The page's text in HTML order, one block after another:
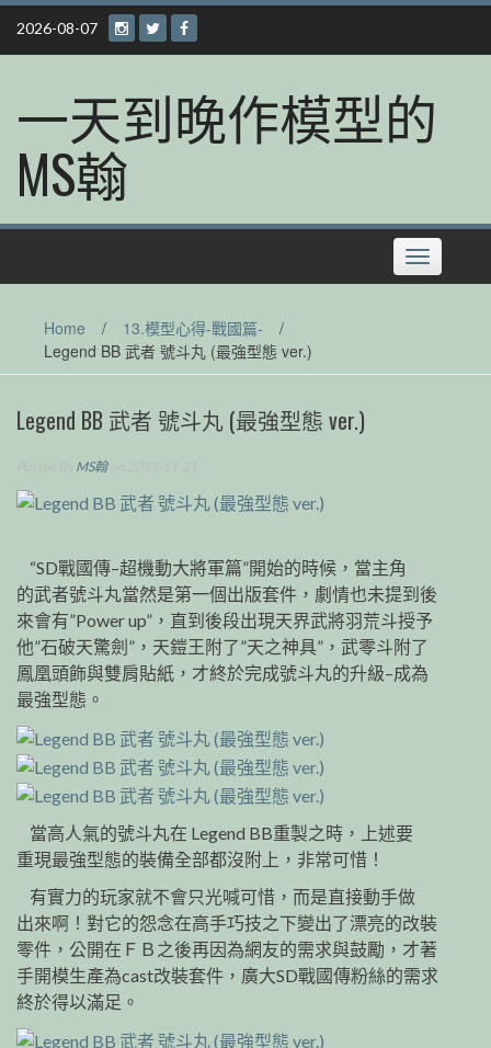
Skip
content
2026-08-07
一天到晚作模型的
MS翰
Toggle
navigation
Home / 13.模型心得-戰國篇-
/
Legend BB 武者 號斗丸 (最強型態 ver.)
Legend BB 武者 號斗丸 (最強型態 ver.)
MS翰on 2013-11-21
“SD戰國傳–超機動大將軍篇”開始的時候，當主角
的武者號斗丸當然是第一個出版套件，劇情也未提到後
來會有”Power up”，直到後段出現天界武將羽荒斗授予
他”石破天驚劍”，天鎧王附了”天之神具”，武零斗附了
鳳凰頭飾與雙肩貼紙，才終於完成號斗丸的升級–成為
最強型態。
當高人氣的號斗丸在 Legend BB重製之時，上述要
重現最強型態的裝備全部都沒附上，非常可惜！
有實力的玩家就不會只光喊可惜，而是直接動手做
出來啊！對它的怨念在高手巧技之下變出了漂亮的改裝
零件，公開在ＦＢ之後再因為網友的需求與鼓勵，才著
手開模生產為cast改裝套件，廣大SD戰國傳粉絲的需求
終於得以滿足。